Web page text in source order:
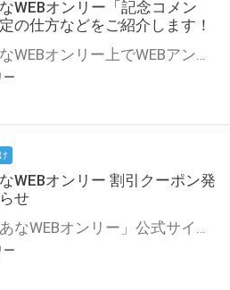
WEBオンリー「記念コメン
の仕方などをご紹介します！
とらのあなWEBオンリー上でWEBアンソロジーが作成できる「記念コメント」について、その使い方や作成手順を解説します！ 支援タイプを「サークル参加型」「サークル参加型・マルシェ(イベント会場)機能付き」でお申し込みいただいている主催者様はぜひご活用ください♪ とらのあなWEBオンリーサイトはこちら
ー
WEBオンリー 割引クーポン発
せ
「とらのあなWEBオンリー」公式サイトでとらのあな通販の「割引クーポン」を配布中！ イベントごとに開催当日限定で使える割引クーポンのシリアルコードを発行します。 とらのあなWEBオンリーのページをチェックして、イベント当日にお得にお買い物を楽しみましょう♪ ※本キャンペーンは予告なく終了する場合がございます。 とらのあなWEBオンリーサイトはこちら
ー